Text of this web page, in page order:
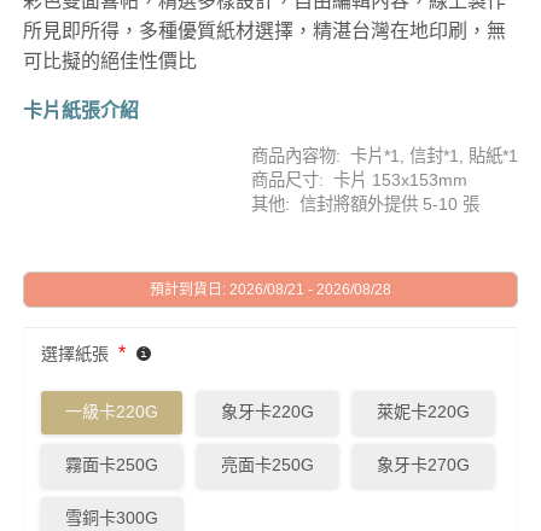
所見即所得，多種優質紙材選擇，精湛台灣在地印刷，無
可比擬的絕佳性價比
卡片紙張介紹
商品內容物: 卡片*1, 信封*1, 貼紙*1
商品尺寸: 卡片 153x153mm
其他: 信封將額外提供 5-10 張
預計到貨日: 2026/08/21 - 2026/08/28
選擇紙張 *
一級卡220G 象牙卡220G 萊妮卡220G
霧面卡250G 亮面卡250G 象牙卡270G
雪銅卡300G